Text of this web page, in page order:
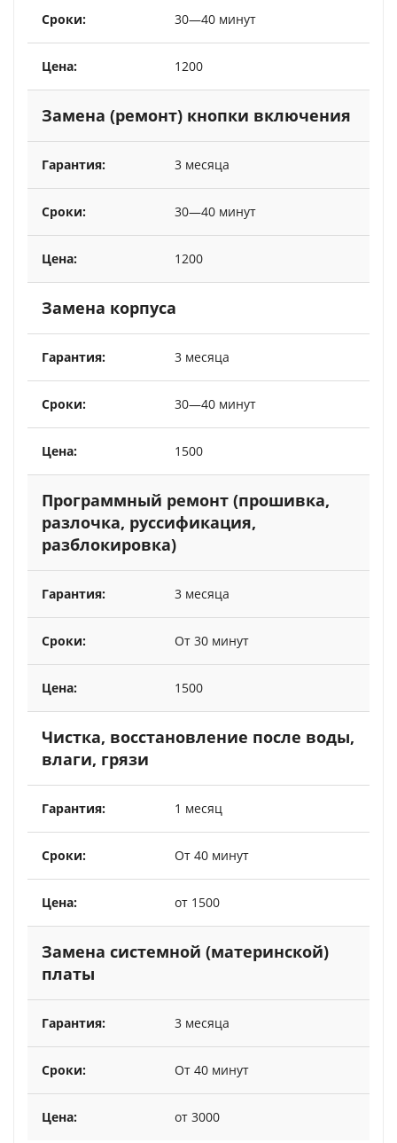
30—40 минут
1200
Замена (ремонт) кнопки включения
3 месяца
30—40 минут
1200
Замена корпуса
3 месяца
30—40 минут
1500
Программный ремонт (прошивка,
разлочка, руссификация,
разблокировка)
3 месяца
От 30 минут
1500
Чистка, восстановление после воды,
влаги, грязи
1 месяц
От 40 минут
от 1500
Замена системной (материнской)
платы
3 месяца
От 40 минут
от 3000